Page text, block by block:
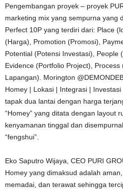
Pengembangan proyek – proyek
marketing mix yang sempurna yang
Perfect 10P yang terdiri dari: Place
(Harga), Promotion (Promosi),
Potential (Potensi Investasi), People
Evidence (Portfolio Project),
Lapangan). Morington
Homey | Lokasi | Integrasi |
tapak dua lantai dengan harga
“Homey” yang ditata dengan layout
kenyamanan tinggal dan
“fengshui”.
Eko Saputro Wijaya, CEO PURI
Homey yang dimaksud adalah
memadai, dan terawat sehingga